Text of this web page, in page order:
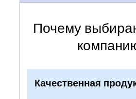
Почему
Качественная